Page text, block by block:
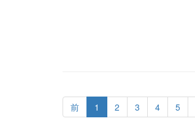
前 1 2 3 4 5